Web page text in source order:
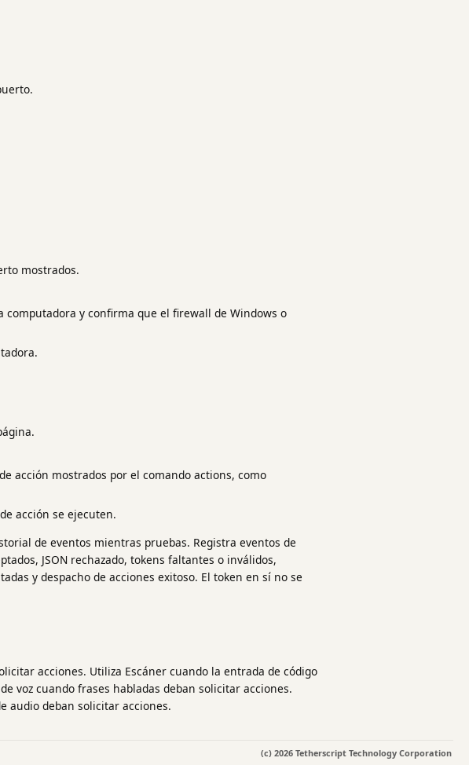
mostrados.
computadora y confirma que el firewall de Windows o
acción mostrados por el comando actions, como
acción se ejecuten.
de eventos mientras pruebas. Registra eventos de
JSON rechazado, tokens faltantes o inválidos,
y despacho de acciones exitoso. El token en sí no se
acciones. Utiliza Escáner cuando la entrada de código
voz cuando frases habladas deban solicitar acciones.
audio deban solicitar acciones.
(c) 2026 Tetherscript Technology Corporation